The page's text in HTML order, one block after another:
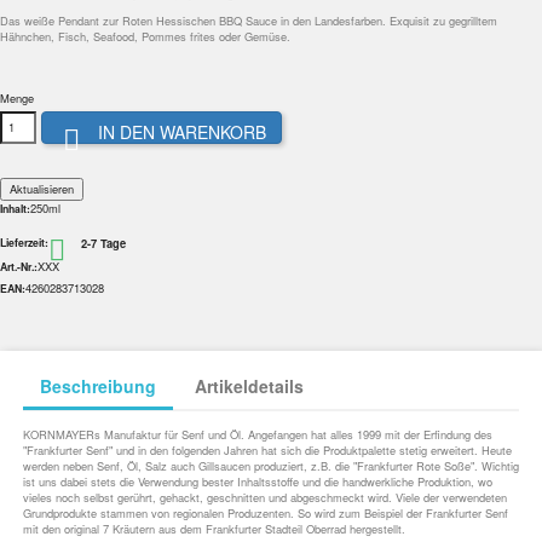
Das weiße Pendant zur Roten Hessischen BBQ Sauce in den Landesfarben. Exquisit zu gegrilltem
Hähnchen, Fisch, Seafood, Pommes frites oder Gemüse.
Menge
 IN DEN WARENKORB
Inhalt:250ml
Lieferzeit:  2-7 Tage
Art.-Nr.:XXX
EAN:4260283713028
Beschreibung Artikeldetails
KORNMAYERs Manufaktur für Senf und Öl. Angefangen hat alles 1999 mit der Erfindung des
"Frankfurter Senf" und in den folgenden Jahren hat sich die Produktpalette stetig erweitert. Heute
werden neben Senf, Öl, Salz auch Gillsaucen produziert, z.B. die "Frankfurter Rote Soße". Wichtig
ist uns dabei stets die Verwendung bester Inhaltsstoffe und die handwerkliche Produktion, wo
vieles noch selbst gerührt, gehackt, geschnitten und abgeschmeckt wird. Viele der verwendeten
Grundprodukte stammen von regionalen Produzenten. So wird zum Beispiel der Frankfurter Senf
mit den original 7 Kräutern aus dem Frankfurter Stadteil Oberrad hergestellt.